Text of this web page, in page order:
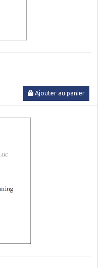
Ajouter au panier